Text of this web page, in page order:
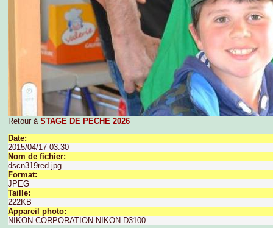
Retour à STAGE DE PECHE 2026
Date:
2015/04/17 03:30
Nom de fichier:
dscn319red.jpg
Format:
JPEG
Taille:
222KB
Appareil photo:
NIKON CORPORATION NIKON D3100